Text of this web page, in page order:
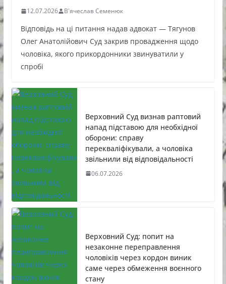
12.07.2026 В'ячеслав Семенюк
Відповідь на ці питання надав адвокат — Тягунов
Олег Анатолійович Суд закрив провадження щодо
чоловіка, якого прикордонники звинуватили у
спробі
Верховний Суд визнав раптовий
напад підставою для необхідної
оборони: справу
перекваліфікували, а чоловіка
звільнили від відповідальності
06.07.2026
Верховний Суд: попит на
незаконне переправлення
чоловіків через кордон виник
саме через обмеження воєнного
стану